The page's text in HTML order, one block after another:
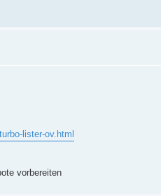
lister-ov.html
vorbereiten